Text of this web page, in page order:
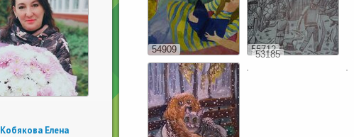
Кобякова Елена
54909 55712
53185